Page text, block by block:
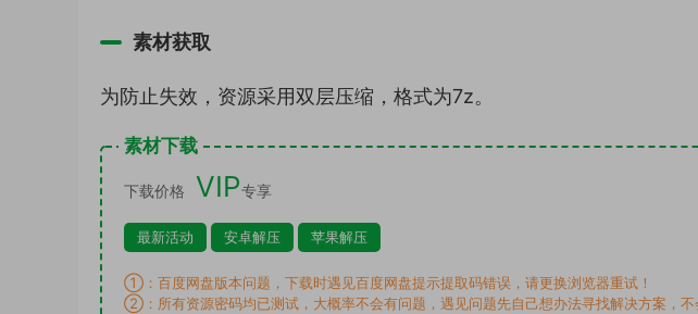
素材获取
为防止失效，资源采用双层压缩，格式为7z。
素材下载
下载价格 VIP专享
最新活动 安卓解压 苹果解压
①：百度网盘版本问题，下载时遇见百度网盘提示提取码错误，请更换浏览器重试！
②：所有资源密码均已测试，大概率不会有问题，遇见问题先自己想办法寻找解决方案，不